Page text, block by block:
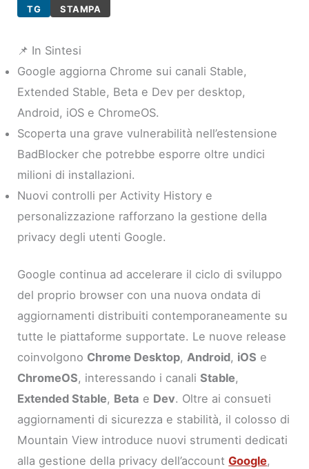
TG STAMPA
📌 In Sintesi
Google aggiorna Chrome sui canali Stable,
Extended Stable, Beta e Dev per desktop,
Android, iOS e ChromeOS.
Scoperta una grave vulnerabilità nell’estensione
BadBlocker che potrebbe esporre oltre undici
milioni di installazioni.
Nuovi controlli per Activity History e
personalizzazione rafforzano la gestione della
privacy degli utenti Google.
Google continua ad accelerare il ciclo di sviluppo
del proprio browser con una nuova ondata di
aggiornamenti distribuiti contemporaneamente su
tutte le piattaforme supportate. Le nuove release
coinvolgono Chrome Desktop,Android, iOS e
ChromeOS, interessando i canaliStable,
Extended Stable, Beta e Dev. Oltre ai consueti
aggiornamenti di sicurezza e stabilità, il colosso di
Mountain View introduce nuovi strumenti dedicati
alla gestione della privacy dell’accountGoogle,